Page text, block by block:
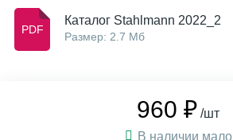
Каталог Stahlmann 2022_2
Размер: 2.7 Мб
960 ₽ /шт
В наличии мало